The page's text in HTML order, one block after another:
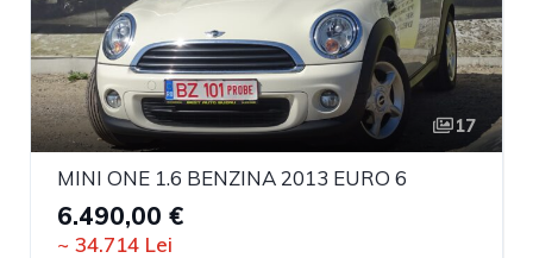
17
MINI ONE 1.6 BENZINA 2013 EURO 6
6.490,00 €
~ 34.714 Lei